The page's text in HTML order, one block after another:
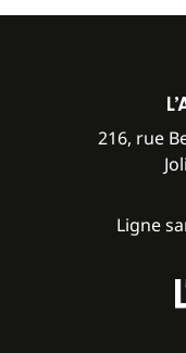
216, rue
Ligne